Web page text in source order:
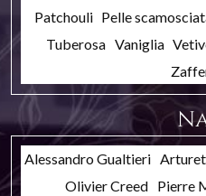
Patchouli Pelle
Tuberosa Vaniglia
Alessandro Gualtieri
Olivier Creed Pierre